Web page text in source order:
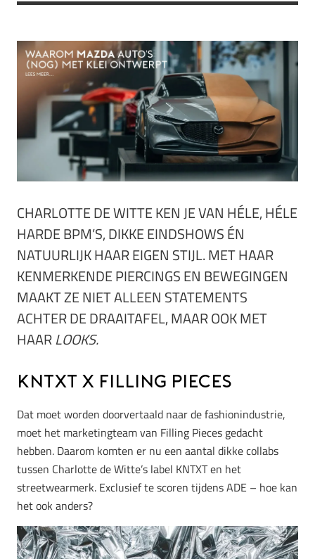
CHARLOTTE DE WITTE KEN JE VAN HÉLE, HÉLE
HARDE BPM’S, DIKKE EINDSHOWS ÉN
NATUURLIJK HAAR EIGEN STIJL. MET HAAR
KENMERKENDE PIERCINGS EN BEWEGINGEN
MAAKT ZE NIET ALLEEN STATEMENTS
ACHTER DE DRAAITAFEL, MAAR OOK MET
HAARLOOKS.
KNTXT x Filling Pieces
Dat moet worden doorvertaald naar de fashionindustrie,
moet het marketingteam van Filling Pieces gedacht
hebben. Daarom komten er nu een aantal dikke collabs
tussen Charlotte de Witte’s label KNTXT en het
streetwearmerk. Exclusief te scoren tijdens ADE – hoe kan
het ook anders?